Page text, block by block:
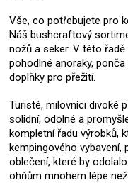
Vše, co potřebujete pro
Náš bushcraftový
nožů a seker. V této
pohodlné anoraky,
doplňky pro přežití.
Turisté, milovníci divoké
solidní, odolné a
kompletní řadu výrobků,
kempingového vybavení,
oblečení, které by
ohňům mnohem lépe